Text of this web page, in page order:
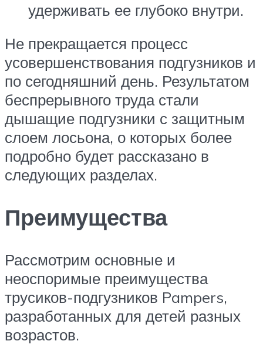
удерживать ее глубоко внутри.
Не прекращается процесс
усовершенствования подгузников и
по сегодняшний день. Результатом
беспрерывного труда стали
дышащие подгузники с защитным
слоем лосьона, о которых более
подробно будет рассказано в
следующих разделах.
Преимущества
Рассмотрим основные и
неоспоримые преимущества
трусиков-подгузников Pampers,
разработанных для детей разных
возрастов.